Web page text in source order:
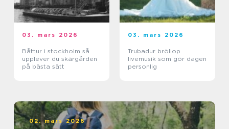
03. mars 2026
Båttur i stockholm så
upplever du skärgården
på bästa sätt
03. mars 2026
Trubadur bröllop
livemusik som gör dagen
personlig
02. mars 2026